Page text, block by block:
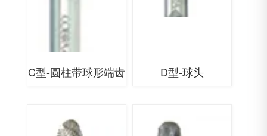
C型-圆柱带球形端齿 D型-球头